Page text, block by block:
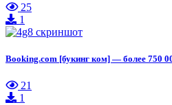
25
1
Booking.com [букинг ком] — более 750
21
1